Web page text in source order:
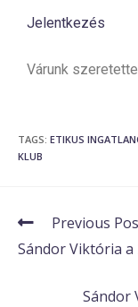
Jelentkezés
Várunk
TAGS: ETIKUS
KLUB
Previous
Sándor Viktória
Sándor